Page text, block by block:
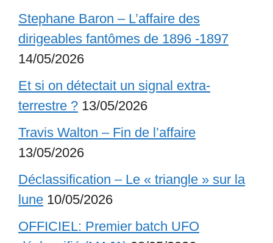
Stephane Baron – L’affaire des
dirigeables fantômes de 1896 -1897
14/05/2026
Et si on détectait un signal extra-
terrestre ? 13/05/2026
Travis Walton – Fin de l’affaire
13/05/2026
Déclassification – Le « triangle » sur la
lune 10/05/2026
OFFICIEL: Premier batch UFO